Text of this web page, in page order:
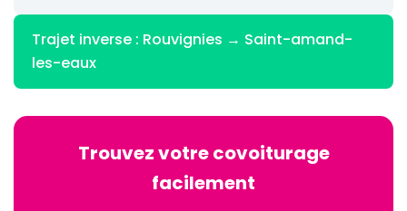
Trajet inverse : Rouvignies → Saint-amand-
les-eaux
Trouvez votre covoiturage
facilement